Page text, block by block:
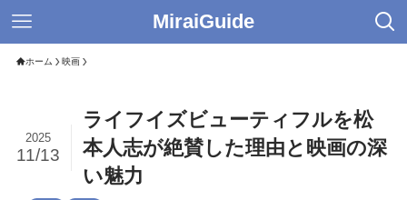
MiraiGuide
ホーム 映画
ライフイズビューティフルを松
本人志が絶賛した理由と映画の深
い魅力
2025
11/13